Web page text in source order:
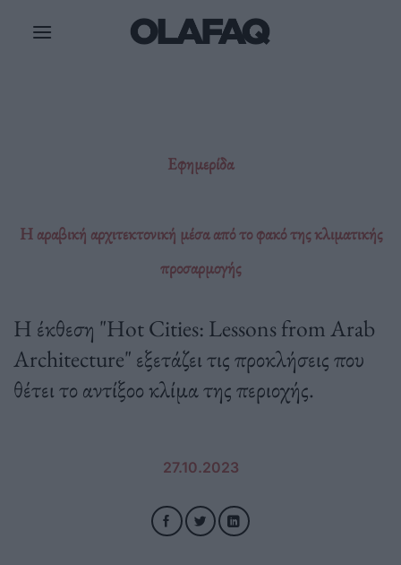
Εφημερίδα
Η αραβική αρχιτεκτονική μέσα από το φακό της κλιματικής
προσαρμογής
Η έκθεση "Hot Cities: Lessons from Arab
Architecture" εξετάζει τις προκλήσεις που
θέτει το αντίξοο κλίμα της περιοχής.
27.10.2023